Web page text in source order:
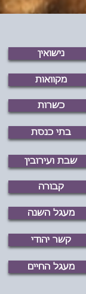
נישואין
מקוואות
כשרות
בתי כנסת
שבת ועירובין
קבורה
מעגל השנה
קשר יהודי
מעגל החיים